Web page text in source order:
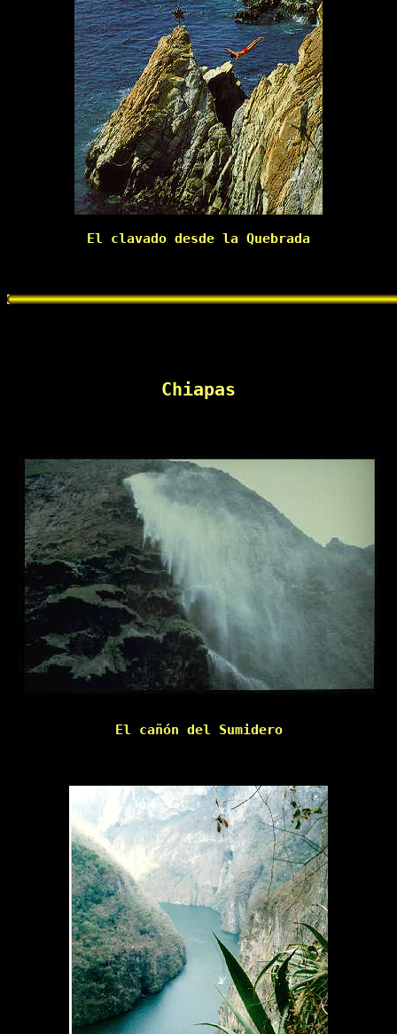
El clavado desde la Quebrada
Chiapas
El cañón del Sumidero